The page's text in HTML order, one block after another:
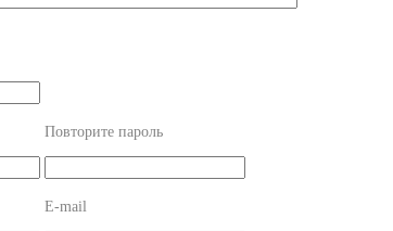
Повторите пароль
E-mail